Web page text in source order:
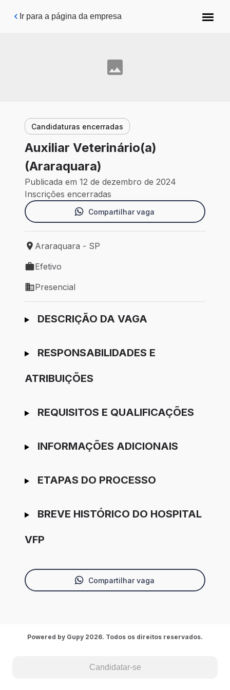
Pular para o conteúdo principal
Ir para a página da empresa
Candidaturas encerradas
Auxiliar Veterinário(a)
(Araraquara)
Publicada em 12 de dezembro de 2024
Inscrições encerradas
Compartilhar vaga
Local de trabalho: Araraquara - SP
Araraquara - SP
Tipo de vaga: Efetivo
Efetivo
Modelo de trabalho: Presencial
Presencial
Ir para candidatura
DESCRIÇÃO DA VAGA
RESPONSABILIDADES E
ATRIBUIÇÕES
REQUISITOS E QUALIFICAÇÕES
INFORMAÇÕES ADICIONAIS
ETAPAS DO PROCESSO
BREVE HISTÓRICO DO HOSPITAL
VFP
Compartilhar vaga
Candidatar-se
Powered by Gupy 2026. Todos os direitos reservados.